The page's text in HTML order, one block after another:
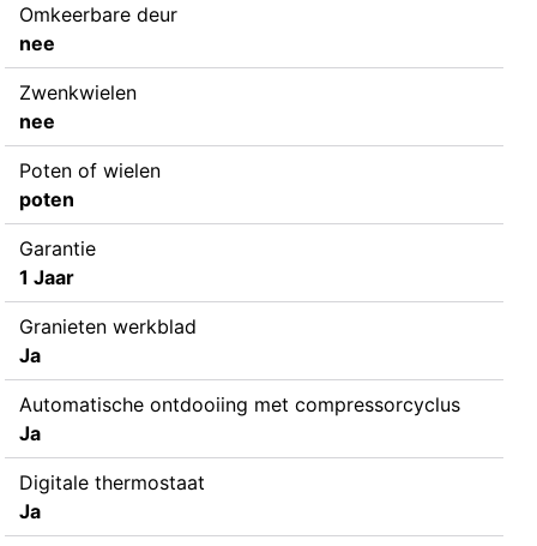
Omkeerbare deur
nee
Zwenkwielen
nee
Poten of wielen
poten
Garantie
1 Jaar
Granieten werkblad
Ja
Automatische ontdooiing met compressorcyclus
Ja
Digitale thermostaat
Ja